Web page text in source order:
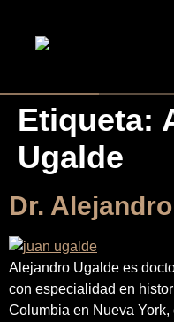
Etiqueta:
Ugalde
Dr.
Alejandro Ugalde es
con especialidad en
Columbia en Nueva